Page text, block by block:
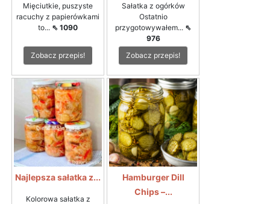
Mięciutkie, puszyste
racuchy z papierówkami
to... ⇖ 1090
Zobacz przepis!
Sałatka z ogórków
Ostatnio
przygotowywałem... ⇖
976
Zobacz przepis!
Najlepsza sałatka z...
Kolorowa sałatka z
Hamburger Dill
Chips –...